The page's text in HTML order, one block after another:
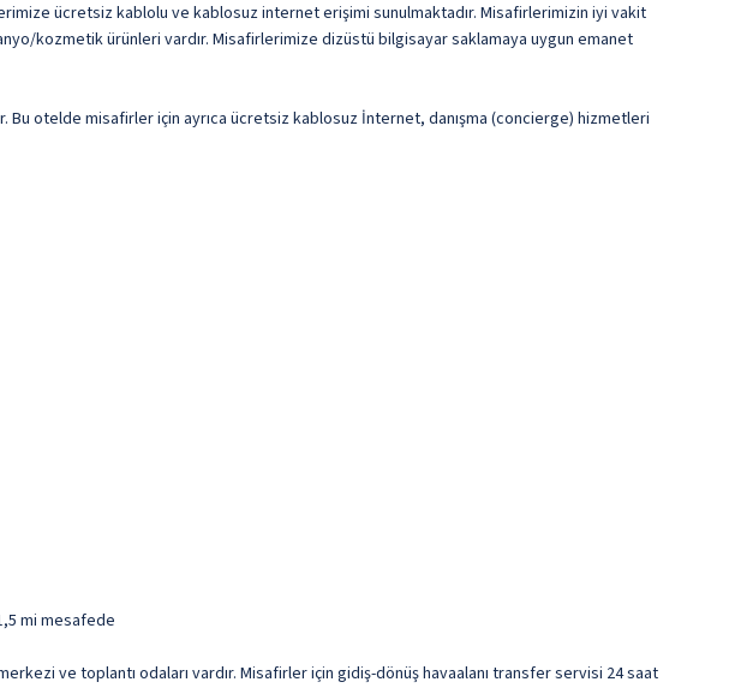
ücretsiz kablolu ve kablosuz internet erişimi sunulmaktadır. Misafirlerimizin iyi vakit
kozmetik ürünleri vardır. Misafirlerimize dizüstü bilgisayar saklamaya uygun emanet
Bu otelde misafirler için ayrıca ücretsiz kablosuz İnternet, danışma (concierge) hizmetleri
mi mesafede
ve toplantı odaları vardır. Misafirler için gidiş-dönüş havaalanı transfer servisi 24 saat